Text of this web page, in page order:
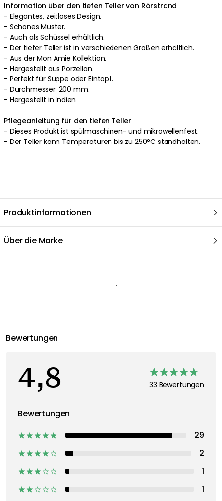
Information über den tiefen Teller von Rörstrand
- Elegantes, zeitloses Design.
- Schönes Muster.
- Auch als Schüssel erhältlich.
- Der tiefer Teller ist in verschiedenen Größen erhältlich.
- Aus der Mon Amie Kollektion.
- Hergestellt aus Porzellan.
- Perfekt für Suppe oder Eintopf.
- Durchmesser: 200 mm.
- Hergestellt in Indien
Pflegeanleitung für den tiefen Teller
- Dieses Produkt ist spülmaschinen- und mikrowellenfest.
- Der Teller kann Temperaturen bis zu 250°C standhalten.
Produktinformationen
Über die Marke